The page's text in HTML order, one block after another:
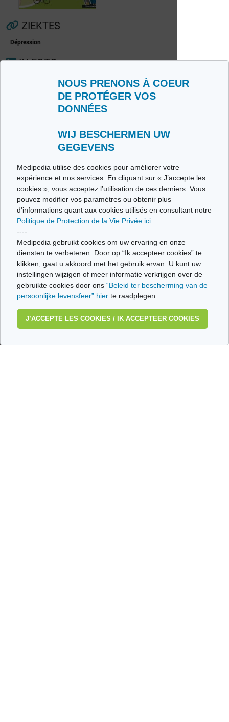
NOUS PRENONS À COEUR
DE PROTÉGER VOS
DONNÉES
WIJ BESCHERMEN UW
GEGEVENS
Medipedia utilise des cookies pour améliorer votre
expérience et nos services. En cliquant sur « J’accepte les
cookies », vous acceptez l’utilisation de ces derniers. Vous
pouvez modifier vos paramètres ou obtenir plus
d'informations quant aux cookies utilisés en consultant notre
Politique de Protection de la Vie Privée ici
----
Medipedia gebruikt cookies om uw ervaring en onze
diensten te verbeteren. Door op “Ik accepteer cookies” te
klikken, gaat u akkoord met het gebruik ervan. U kunt uw
instellingen wijzigen of meer informatie verkrijgen over de
gebruikte cookies door ons “Beleid ter bescherming van de
persoonlijke levensfeer” hier te raadplegen.
J’ACCEPTE LES COOKIES / IK ACCEPTEER COOKIES
ZIEKTES
Dépression
IN FOTO
Opsporing van hiv Lichaamsbeweging
Het naleven van de
behandeling voor
aids
Leven met hiv
IN VIDEO